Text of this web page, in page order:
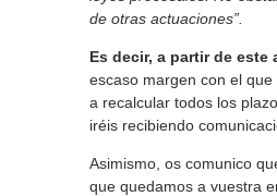
de otras actuaciones”.
Es decir, a partir de
escaso margen con el
a recalcular todos los
iréis recibiendo
Asimismo, os comunico
que quedamos a vuestra